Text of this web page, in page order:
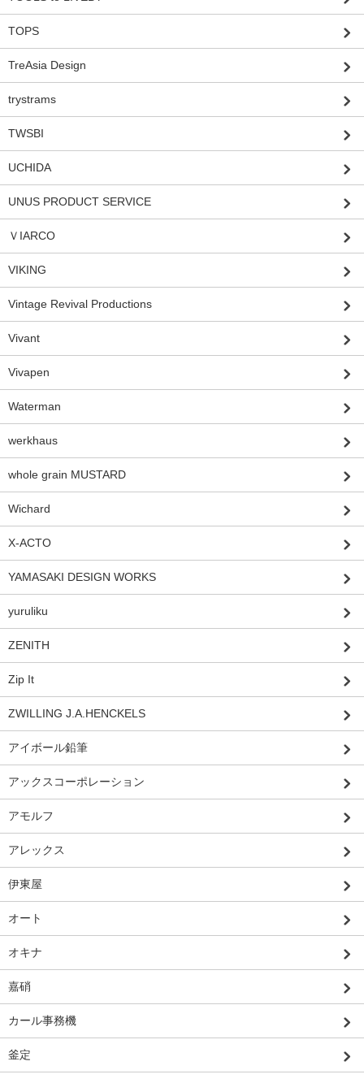
TOPS
TreAsia Design
trystrams
TWSBI
UCHIDA
UNUS PRODUCT SERVICE
ＶIARCO
VIKING
Vintage Revival Productions
Vivant
Vivapen
Waterman
werkhaus
whole grain MUSTARD
Wichard
X-ACTO
YAMASAKI DESIGN WORKS
yuruliku
ZENITH
Zip It
ZWILLING J.A.HENCKELS
アイボール鉛筆
アックスコーポレーション
アモルフ
アレックス
伊東屋
オート
オキナ
嘉硝
カール事務機
釜定